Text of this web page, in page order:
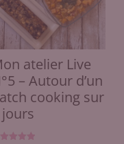
atelier Live
– Autour d’un
cooking sur
jours